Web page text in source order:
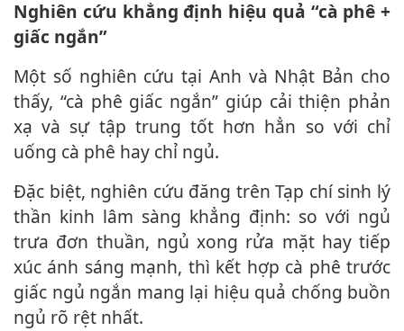
Nghiên cứu khẳng định hiệu quả “cà phê +
giấc ngắn”
Một số nghiên cứu tại Anh và Nhật Bản cho
thấy, “cà phê giấc ngắn” giúp cải thiện phản
xạ và sự tập trung tốt hơn hẳn so với chỉ
uống cà phê hay chỉ ngủ.
Đặc biệt, nghiên cứu đăng trên Tạp chí sin‌ּh l‌ּý
thần kinh lâm sàng khẳng định: so với ngủ
trưa đơn thuần, ngủ xong rửa mặt hay tiếp
xúc ánh sáng mạnh, thì kết hợp cà phê trước
giấc ngủ ngắn mang lại hiệu quả chống buồn
ngủ rõ rệt nhất.